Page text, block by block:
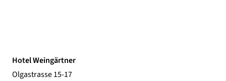
Hotel Weingärtner
Olgastrasse 15-17